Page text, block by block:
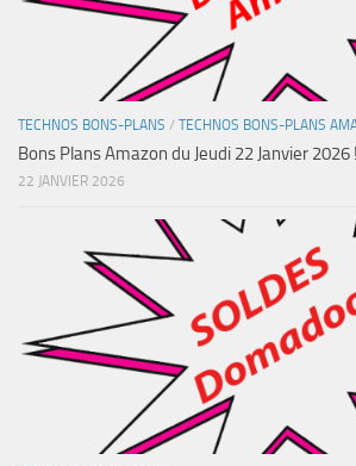
TECHNOS BONS-PLANS / TECHNOS BONS-PLANS
Bons Plans Amazon du Jeudi 22 Janvier 2026
22 JANVIER 2026